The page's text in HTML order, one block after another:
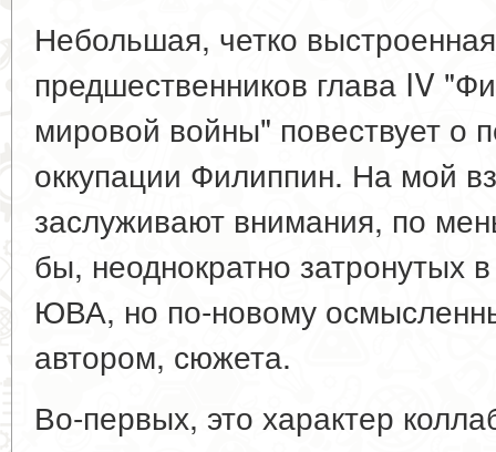
Небольшая, четко
предшественников глава IV
мировой войны" повествует о
оккупации Филиппин. На мой
заслуживают внимания, по
бы, неоднократно затронутых
ЮВА, но по-новому
автором, сюжета.
Во-первых, это характер